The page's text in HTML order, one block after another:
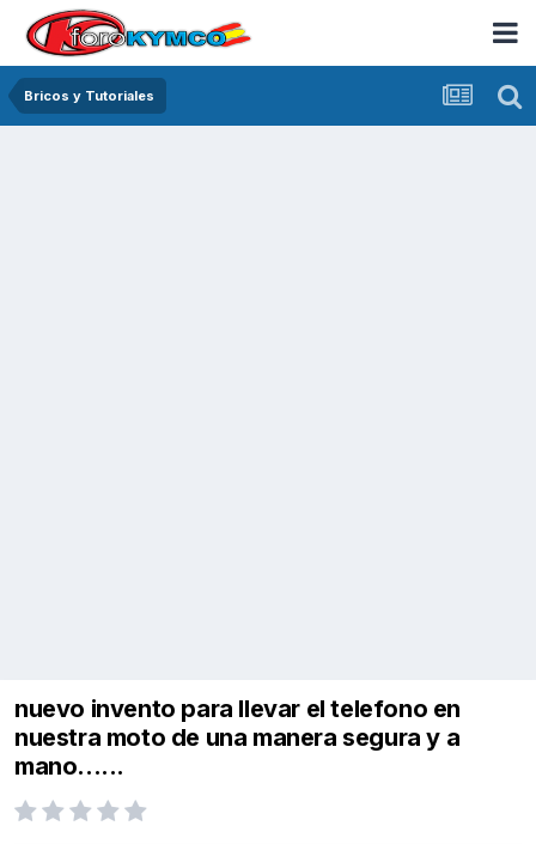
Bricos y Tutoriales
nuevo invento para llevar el telefono en
nuestra moto de una manera segura y a
mano......